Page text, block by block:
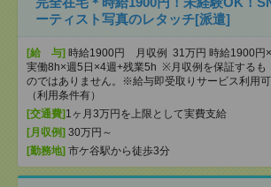
ーティスト写真のレタッチ[派遣]
[給 与] 時給1900円 月収例 31万円 時給1900円×
実働8h×週5日×4週+残業5h ※月収例を保証するも
のではありません。※給与即受取りサービス利用可
（利用条件有）
[交通費] 1ヶ月3万円を上限として実費支給
[月収例] 30万円～
[勤務地] 市ケ谷駅から徒歩3分